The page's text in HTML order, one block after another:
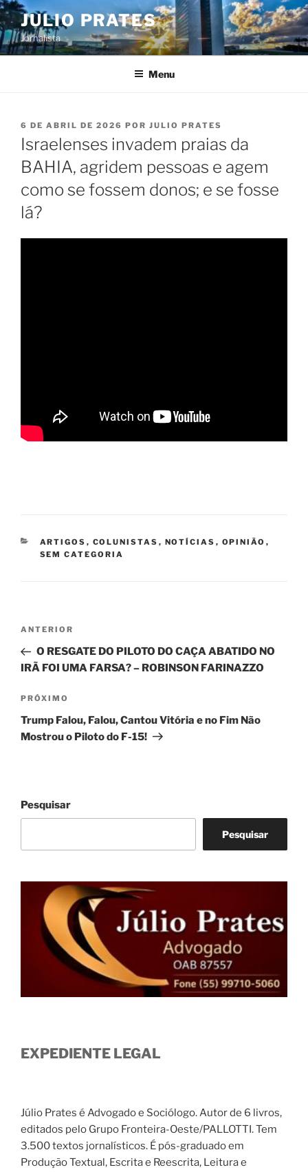
Pular
para
o
conteúdo
JULIO PRATES
Jornalista
Menu
PUBLICADO
EM
6 DE ABRIL DE 2026 POR JULIO PRATES
Israelenses invadem praias da
BAHIA, agridem pessoas e agem
como se fossem donos; e se fosse
lá?
CATEGORIAS
ARTIGOS , COLUNISTAS , NOTÍCIAS , OPINIÃO ,
SEM CATEGORIA
Navegação
Post
Post
anterior
ANTERIOR
O RESGATE DO PILOTO DO CAÇA ABATIDO NO
IRÃ FOI UMA FARSA? – ROBINSON FARINAZZO
Próximo
post
PRÓXIMO
Trump Falou, Falou, Cantou Vitória e no Fim Não
Mostrou o Piloto do F-15!
Pesquisar
Pesquisar
EXPEDIENTE LEGAL
Júlio Prates é Advogado e Sociólogo. Autor de 6 livros,
editados pelo Grupo Fronteira-Oeste/PALLOTTI. Tem
3.500 textos jornalísticos. É pós-graduado em
Produção Textual, Escrita e Reescrita, Leitura e